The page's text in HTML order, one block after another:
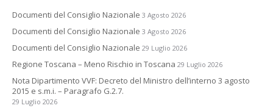
Documenti del Consiglio Nazionale 3 Agosto 2026
Documenti del Consiglio Nazionale 3 Agosto 2026
Documenti del Consiglio Nazionale 29 Luglio 2026
Regione Toscana – Meno Rischio in Toscana 29 Luglio 2026
Nota Dipartimento VVF: Decreto del Ministro dell’interno 3 agosto
2015 e s.m.i. – Paragrafo G.2.7.
29 Luglio 2026